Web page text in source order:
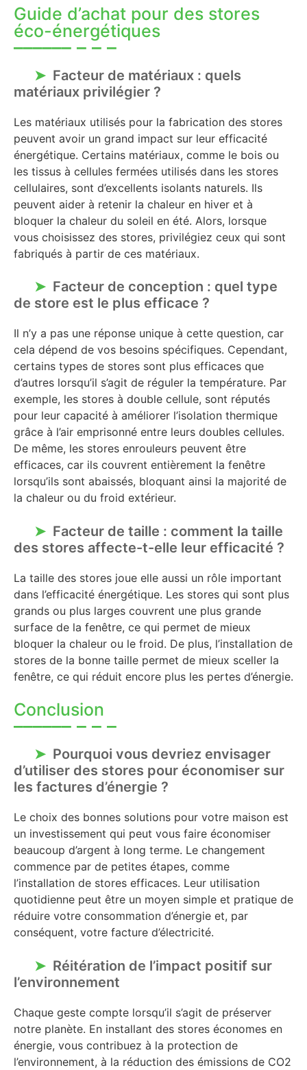
Guide d’achat pour des stores
éco-énergétiques
Facteur de matériaux : quels
matériaux privilégier ?
Les matériaux utilisés pour la fabrication des stores
peuvent avoir un grand impact sur leur efficacité
énergétique. Certains matériaux, comme le bois ou
les tissus à cellules fermées utilisés dans les stores
cellulaires, sont d’excellents isolants naturels. Ils
peuvent aider à retenir la chaleur en hiver et à
bloquer la chaleur du soleil en été. Alors, lorsque
vous choisissez des stores, privilégiez ceux qui sont
fabriqués à partir de ces matériaux.
Facteur de conception : quel type
de store est le plus efficace ?
Il n’y a pas une réponse unique à cette question, car
cela dépend de vos besoins spécifiques. Cependant,
certains types de stores sont plus efficaces que
d’autres lorsqu’il s’agit de réguler la température. Par
exemple, les stores à double cellule, sont réputés
pour leur capacité à améliorer l’isolation thermique
grâce à l’air emprisonné entre leurs doubles cellules.
De même, les stores enrouleurs peuvent être
efficaces, car ils couvrent entièrement la fenêtre
lorsqu’ils sont abaissés, bloquant ainsi la majorité de
la chaleur ou du froid extérieur.
Facteur de taille : comment la taille
des stores affecte-t-elle leur efficacité ?
La taille des stores joue elle aussi un rôle important
dans l’efficacité énergétique. Les stores qui sont plus
grands ou plus larges couvrent une plus grande
surface de la fenêtre, ce qui permet de mieux
bloquer la chaleur ou le froid. De plus, l’installation de
stores de la bonne taille permet de mieux sceller la
fenêtre, ce qui réduit encore plus les pertes d’énergie.
Conclusion
Pourquoi vous devriez envisager
d’utiliser des stores pour économiser sur
les factures d’énergie ?
Le choix des bonnes solutions pour votre maison est
un investissement qui peut vous faire économiser
beaucoup d’argent à long terme. Le changement
commence par de petites étapes, comme
l’installation de stores efficaces. Leur utilisation
quotidienne peut être un moyen simple et pratique de
réduire votre consommation d’énergie et, par
conséquent, votre facture d’électricité.
Réitération de l’impact positif sur
l’environnement
Chaque geste compte lorsqu’il s’agit de préserver
notre planète. En installant des stores économes en
énergie, vous contribuez à la protection de
l’environnement, à la réduction des émissions de CO2